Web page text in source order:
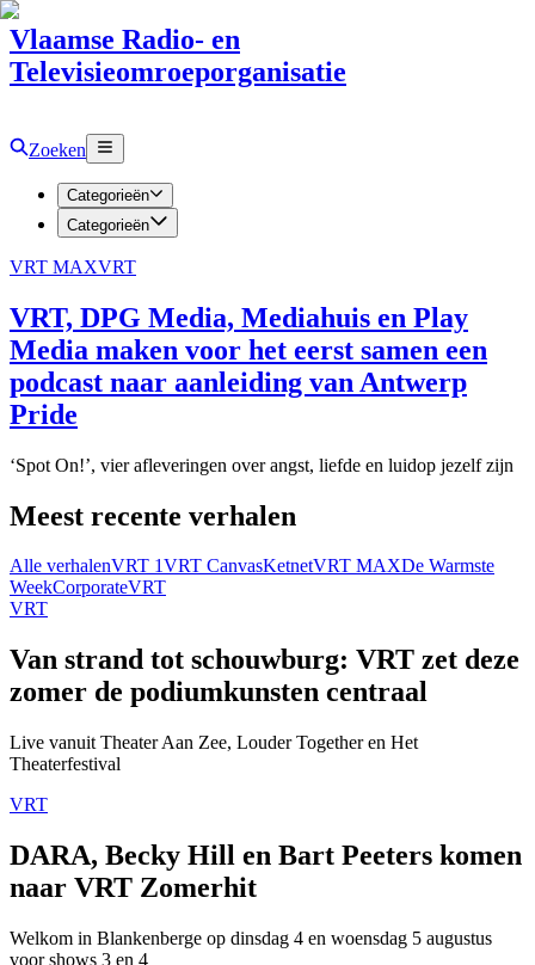
Vlaamse Radio- en
Televisieomroeporganisatie
Zoeken
Categorieën
Categorieën
VRT MAXVRT
VRT, DPG Media, Mediahuis en Play
Media maken voor het eerst samen een
podcast naar aanleiding van Antwerp
Pride
‘Spot On!’, vier afleveringen over angst, liefde en luidop jezelf zijn
Meest recente verhalen
Alle verhalenVRT 1VRT CanvasKetnetVRT MAXDe Warmste
WeekCorporateVRT
VRT
Van strand tot schouwburg: VRT zet deze
zomer de podiumkunsten centraal
Live vanuit Theater Aan Zee, Louder Together en Het
Theaterfestival
VRT
DARA, Becky Hill en Bart Peeters komen
naar VRT Zomerhit
Welkom in Blankenberge op dinsdag 4 en woensdag 5 augustus
voor shows 3 en 4